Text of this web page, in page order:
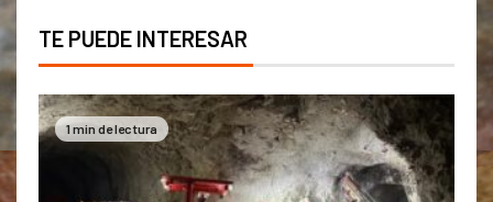
TE PUEDE INTERESAR
1 min de lectura